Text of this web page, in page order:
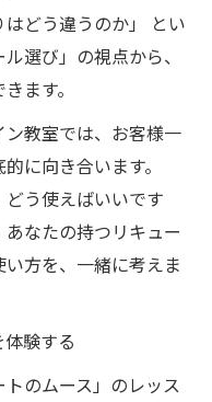
どう違うのか」 とい
選び」の視点から、
ます。
教室では、お客様一
に向き合います。
どう使えばいいです
なたの持つリキュー
方を、一緒に考えま
験する
のムース」のレッス